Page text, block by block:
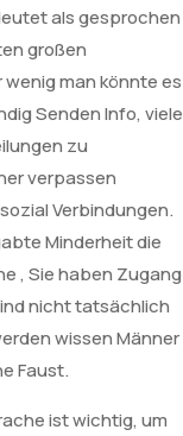
als gesprochen
großen
man könnte es
Senden Info, viele
zu
verpassen
Verbindungen.
Minderheit die
, Sie haben Zugang
nicht tatsächlich
wissen Männer
Faust.
ist wichtig, um